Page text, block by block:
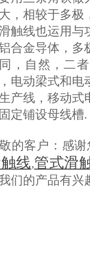
，相较于多极
触线也运用与
合金导体，多
，自然，二
电动梁式和电
产线，移动式
定铺设母线槽.
的客户：感
线,管式滑
们的产品有兴